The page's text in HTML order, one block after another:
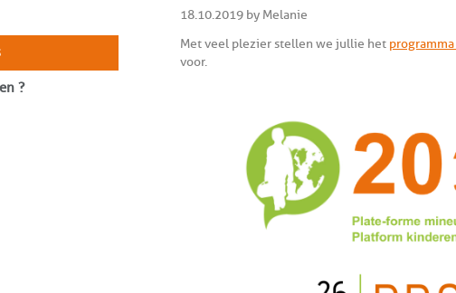
?
18.10.2019 by Melanie
Met veel plezier stellen we jullie het programma
voor.